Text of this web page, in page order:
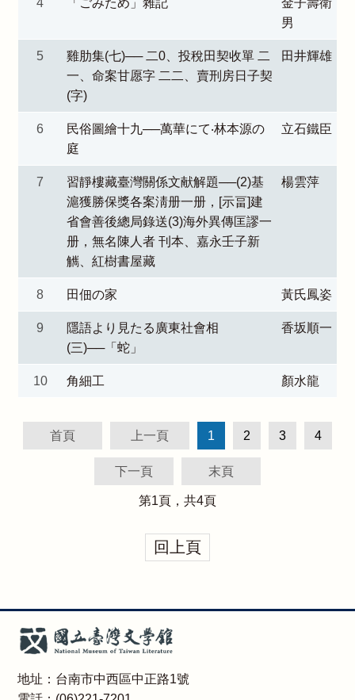
4 「ごみため」雜記
金子壽衛
男
5
雞肋集(七)── 二0、投稅田契收單 二
一、命案甘愿字 二二、賣刑房日子契
(字)
田井輝雄
6
民俗圖繪十九──萬華にて‧林本源の
庭
立石鐵臣
7
習靜樓藏臺灣關係文献解題──(2)基
滬獲勝保獎各案淸册一册，[示畐]建
省會善後總局錄送(3)海外異傳匡謬一
册，無名陳人者 刊本、嘉永壬子新
觽、紅樹書屋藏
楊雲萍
8 田佃の家 黃氏鳳姿
9
隱語より見たる廣東社會相
(三)──「蛇」
香坂順一
10 角細工 顏水龍
首頁 上一頁 1 2 3 4
下一頁 末頁
第1頁，共4頁
回上頁
地址：台南市中西區中正路1號